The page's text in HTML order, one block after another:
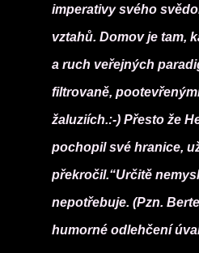
imperativy svého
vztahů. Domov je tam,
a ruch veřejných
filtrovaně,
žaluziích.:-) Přesto že
pochopil své hranice,
překročil.“Určitě
nepotřebuje. (Pzn.
humorné odlehčení